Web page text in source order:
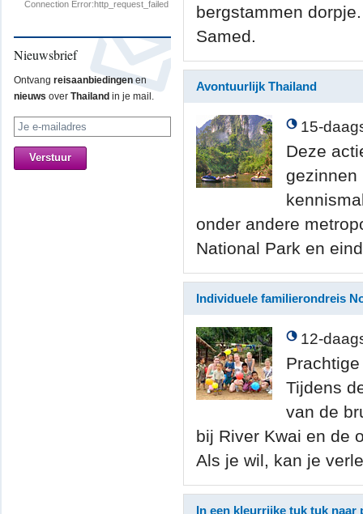
Connection Error:http_request_failed
Nieuwsbrief
Ontvang reisaanbiedingen en
nieuws over Thailand in je mail.
bergstammen
Samed.
Avontuurlijk Thailand
15-
Deze
gezinnen
onder andere
National Park en
Individuele familierondreis
12-
Tijdens
van de
bij River Kwai en de
Als je wil, kan je
In een kleurrijke tuk tuk naar